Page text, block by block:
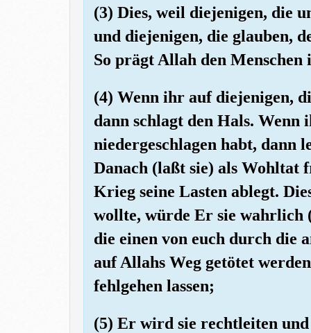
(3) Dies, weil diejenigen, die
und diejenigen, die glauben,
So prägt Allah den Menschen
(4) Wenn ihr auf diejenigen,
dann schlagt den Hals. Wenn
niedergeschlagen habt, dann
Danach (laßt sie) als Wohltat
Krieg seine Lasten ablegt.
wollte, würde Er sie wahrlich
die einen von euch durch die
auf Allahs Weg getötet
fehlgehen lassen;
(5) Er wird sie rechtleiten